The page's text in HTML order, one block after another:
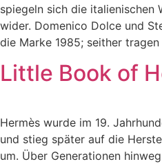
spiegeln sich die italienischen
wider. Domenico Dolce und
die Marke 1985; seither
Little Book of
Hermès wurde im 19.
und stieg später auf die
um. Über Generationen